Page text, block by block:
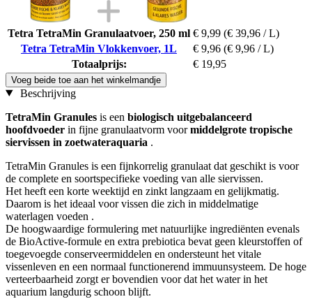
Tetra TetraMin Granulaatvoer, 250 ml € 9,99 (€ 39,96 / L)
Tetra TetraMin Vlokkenvoer, 1L
€ 9,96 (€ 9,96 / L)
Totaalprijs:
€ 19,95
Voeg beide toe aan het winkelmandje
Beschrijving
TetraMin Granules is een biologisch uitgebalanceerd
hoofdvoeder in fijne granulaatvorm voormiddelgrote tropische
siervissen in zoetwateraquaria .
TetraMin Granules is een fijnkorrelig granulaat dat geschikt is voor
de complete en soortspecifieke voeding van alle siervissen.
Het heeft een korte weektijd en zinkt langzaam en gelijkmatig.
Daarom is het ideaal voor vissen die zich in middelmatige
waterlagen voeden .
De hoogwaardige formulering met natuurlijke ingrediënten evenals
de BioActive-formule en extra prebiotica bevat geen kleurstoffen of
toegevoegde conserveermiddelen en ondersteunt het vitale
vissenleven en een normaal functionerend immuunsysteem. De hoge
verteerbaarheid zorgt er bovendien voor dat het water in het
aquarium langdurig schoon blijft.